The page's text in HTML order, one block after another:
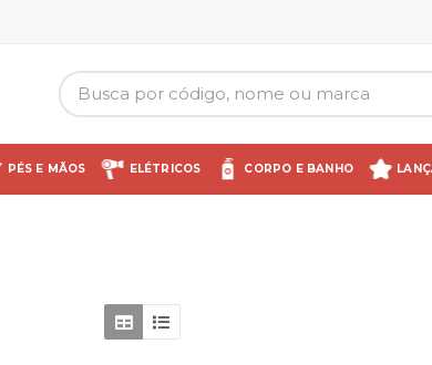
PÉS E MÃOS ELÉTRICOS CORPO E BANHO